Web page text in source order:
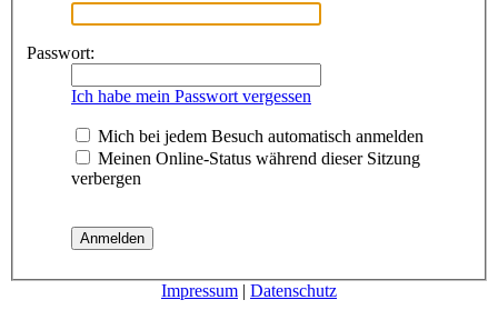
Passwort:
Ich habe mein Passwort vergessen
Mich bei jedem Besuch automatisch anmelden
Meinen Online-Status während dieser Sitzung
verbergen
Impressum | Datenschutz